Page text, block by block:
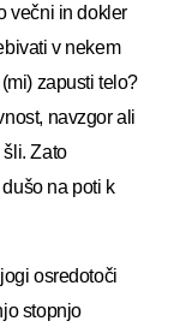
večni in dokler
v nekem
zapusti telo?
navzgor ali
Zato
na poti k
osredotoči
stopnjo